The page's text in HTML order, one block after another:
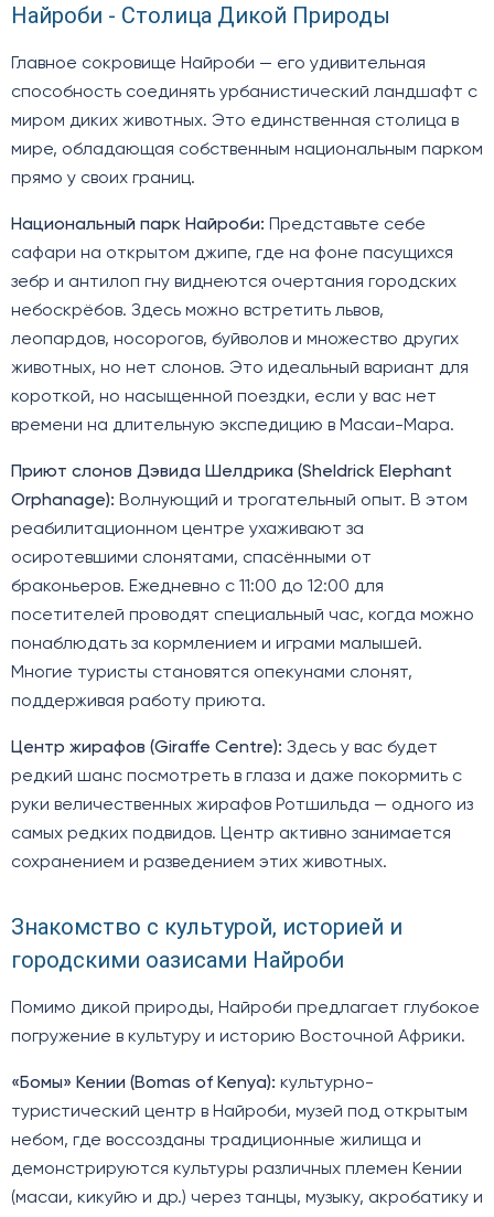
Найроби - Столица Дикой Природы
Главное сокровище Найроби — его удивительная
способность соединять урбанистический ландшафт с
миром диких животных. Это единственная столица в
мире, обладающая собственным национальным парком
прямо у своих границ.
Национальный парк Найроби: Представьте себе
сафари на открытом джипе, где на фоне пасущихся
зебр и антилоп гну виднеются очертания городских
небоскрёбов. Здесь можно встретить львов,
леопардов, носорогов, буйволов и множество других
животных, но нет слонов. Это идеальный вариант для
короткой, но насыщенной поездки, если у вас нет
времени на длительную экспедицию в Масаи-Мара.
Приют слонов Дэвида Шелдрика (Sheldrick Elephant
Orphanage): Волнующий и трогательный опыт. В этом
реабилитационном центре ухаживают за
осиротевшими слонятами, спасёнными от
браконьеров. Ежедневно с 11:00 до 12:00 для
посетителей проводят специальный час, когда можно
понаблюдать за кормлением и играми малышей.
Многие туристы становятся опекунами слонят,
поддерживая работу приюта.
Центр жирафов (Giraffe Centre): Здесь у вас будет
редкий шанс посмотреть в глаза и даже покормить с
руки величественных жирафов Ротшильда — одного из
самых редких подвидов. Центр активно занимается
сохранением и разведением этих животных.
Знакомство с культурой, историей и
городскими оазисами Найроби
Помимо дикой природы, Найроби предлагает глубокое
погружение в культуру и историю Восточной Африки.
«Бомы» Кении (Bomas of Kenya): культурно-
туристический центр в Найроби, музей под открытым
небом, где воссозданы традиционные жилища и
демонстрируются культуры различных племен Кении
(масаи, кикуйю и др.) через танцы, музыку, акробатику и